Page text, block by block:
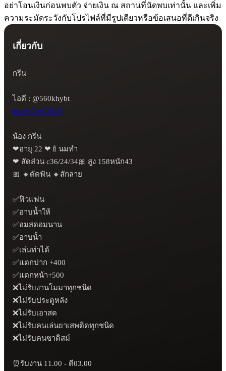
อย่าโอนเงินก่อนพบตัว จ่ายเงิน ณ สถานที่นัดพบเท่านั้น และเพิ่ม
ความระมัดระวังกับโปรไฟล์ที่มีรูปเดียวหรือข้อเสนอที่ดีเกินจริง
เกี่ยวกับ
กรีน
lin.ee/UwCjKrT
น้อง กรีน
❤อายุ 22 ❤🍼นมทำ
❤ สัดส่วน c36/24/34🎀 สูง 158หนัก43
🎀 🔸️ดัดฟัน 🔸️สักลาย
✅ฟิวแฟน
✅อาบน้ำให้
✅อมสดอมนาน
✅อาบน้ำ
✅เล่นท่าได้
✅แตกปาก +400
✅แตกหน้า+500
❌️ไม่รับงานโมมาทุกชนิด
❌ไม่รับประตูหลัง
❌ไม่รับเอาสด
❌ไม่รับคนเล่นยาเสพติดทุกชนิด
❌ไม่รับคนซาดิสม์
⏰รับงาน 11.00 - ตี03.00